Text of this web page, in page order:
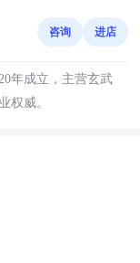
咨询 进店
年成立，主营玄武
权威。